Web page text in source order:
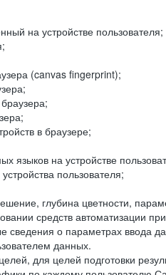
на устройстве пользователя;
(canvas fingerprint);
в браузере;
языков на устройстве
пользователя;
глубина цветности,
средств автоматизации
о параметрах ввода
данных.
для целей подготовки